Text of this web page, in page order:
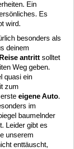
Ein
Es
wird.
besonders als
deinem
antritt solltet
Weg geben.
quasi ein
zum
eigene Auto.
im
baumelnder
Leider gibt es
unserem
enttäuscht,